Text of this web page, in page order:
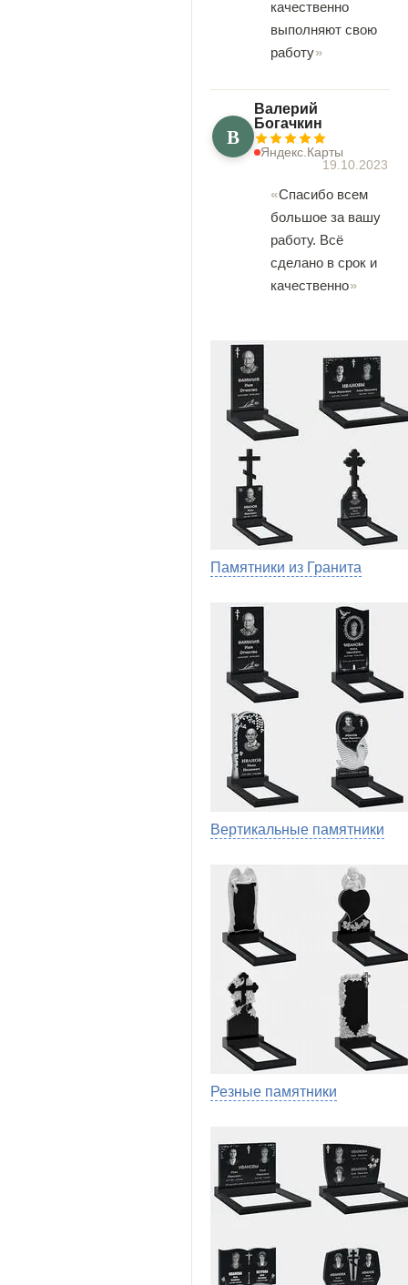
качественно
выполняют свою
работу
В
Валерий
Богачкин
Яндекс.Карты
19.10.2023
Спасибо всем
большое за вашу
работу. Всё
сделано в срок и
качественно
Памятники из Гранита
Вертикальные памятники
Резные памятники